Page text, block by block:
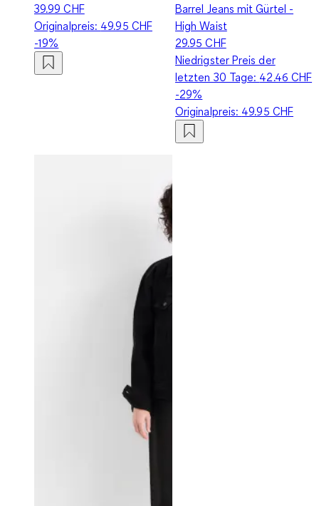
39.99 CHF
Originalpreis: 49.95 CHF
-19%
Barrel Jeans mit Gürtel -
High Waist
29.95 CHF
Niedrigster Preis der
letzten 30 Tage: 42.46 CHF
-29%
Originalpreis: 49.95 CHF